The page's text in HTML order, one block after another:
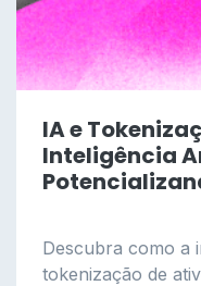
IA e
Inteligência
Descubra como a
tokenização de